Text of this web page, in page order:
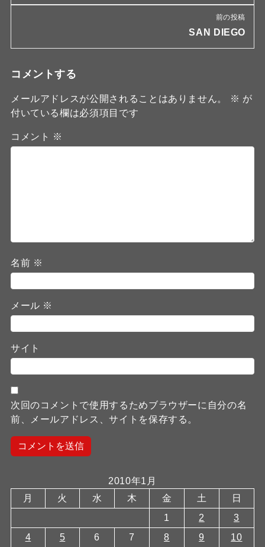
前の投稿
SAN DIEGO
コメントする
メールアドレスが公開されることはありません。 ※ が
付いている欄は必須項目です
コメント ※
名前 ※
メール ※
サイト
次回のコメントで使用するためブラウザーに自分の名
前、メールアドレス、サイトを保存する。
2010年1月
月
火 水 木 金 土
日
1
2
3
4
5 6 7 8 9 10